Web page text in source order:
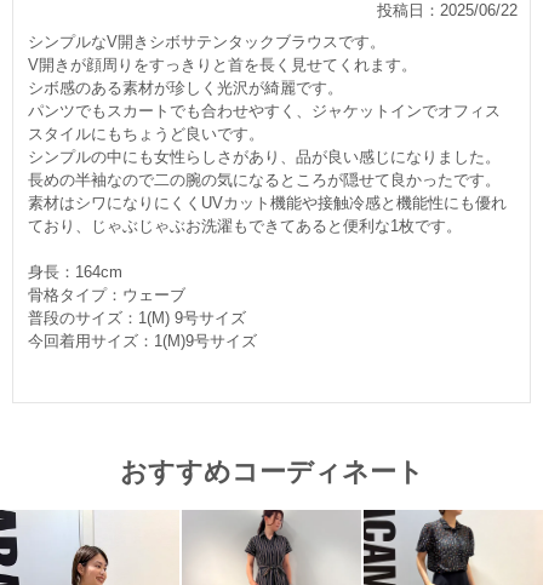
投稿日：2025/06/22
シンプルなV開きシボサテンタックブラウスです。
V開きが顔周りをすっきりと首を長く見せてくれます。
シボ感のある素材が珍しく光沢が綺麗です。
パンツでもスカートでも合わせやすく、ジャケットインでオフィス
スタイルにもちょうど良いです。
シンプルの中にも女性らしさがあり、品が良い感じになりました。
長めの半袖なので二の腕の気になるところが隠せて良かったです。
素材はシワになりにくくUVカット機能や接触冷感と機能性にも優れ
ており、じゃぶじゃぶお洗濯もできてあると便利な1枚です。
身長：164cm
骨格タイプ：ウェーブ
普段のサイズ：1(M) 9号サイズ
今回着用サイズ：1(M)9号サイズ
おすすめコーディネート